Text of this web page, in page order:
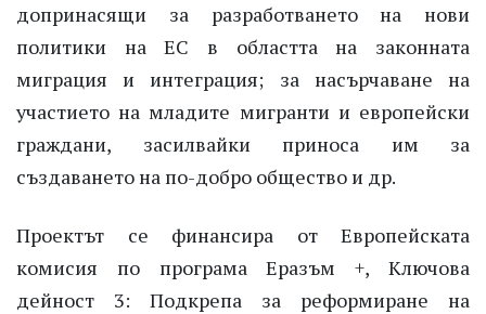
допринасящи за разработването на нови
политики на ЕС в областта на законната
миграция и интеграция; за насърчаване на
участието на младите мигранти и европейски
граждани, засилвайки приноса им за
създаването на по-добро общество и др.
Проектът се финансира от Европейската
комисия по програма Еразъм +, Ключова
дейност 3: Подкрепа за реформиране на